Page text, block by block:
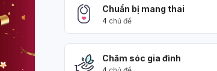
Chuẩn bị mang thai
4 chủ đề
Chăm sóc gia đình